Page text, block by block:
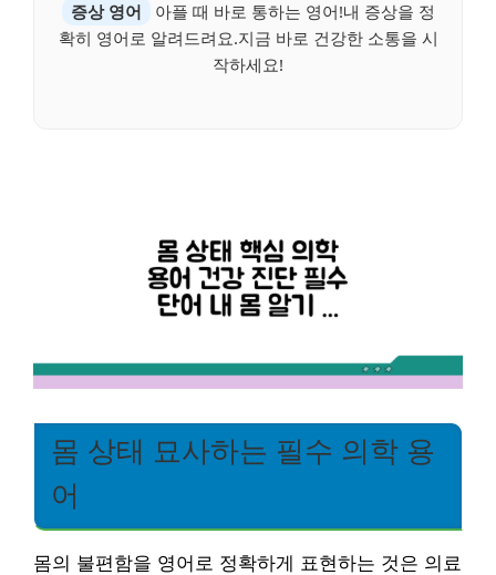
증상 영어
아플 때 바로 통하는 영어!내 증상을 정
확히 영어로 알려드려요.지금 바로 건강한 소통을 시
작하세요!
몸 상태 묘사하는 필수 의학 용
어
몸의 불편함을 영어로 정확하게 표현하는 것은 의료